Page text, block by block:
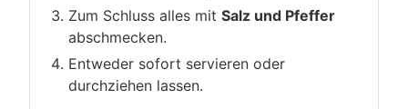
Zum Schluss alles mit Salz und Pfeffer
abschmecken.
Entweder sofort servieren oder
durchziehen lassen.